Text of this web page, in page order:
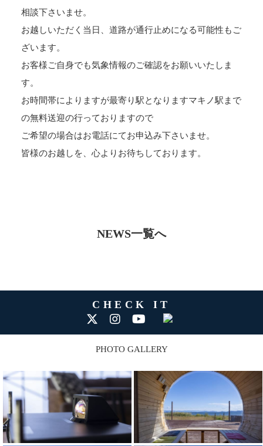
相談下さいませ。
お越しいただく当日、道路が通行止めになる可能性もご
ざいます。
お客様ご自身でも気象情報のご確認をお願いいたしま
す。
お時間帯によりますが最寄り駅となりますマキノ駅まで
の無料送迎の行っておりますので
ご希望の場合はお電話にてお申込み下さいませ。
皆様のお越しを、心よりお待ちしております。
NEWS一覧へ
CHECK IT
PHOTO GALLERY